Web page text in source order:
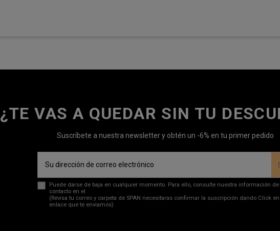
¿TE VAS A QUEDAR SIN TU
Suscríbete a nuestra newsletter y obtén un -6% en tu primer pedido
Puede darse de baja en cualquier momento. Para ello, consulte nuestra información de
contacto en el
.
(Revisa tu correo y carpeta de SPAN necesitaras confirmar la suscripción dando Click en
enlace que te enviamos)